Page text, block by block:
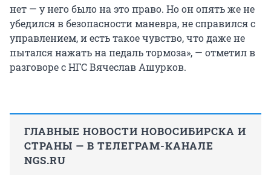
нет — у него было на это право. Но он опять же не
убедился в безопасности маневра, не справился с
управлением, и есть такое чувство, что даже не
пытался нажать на педаль тормоза», — отметил в
разговоре с НГС Вячеслав Ашурков.
ГЛАВНЫЕ НОВОСТИ НОВОСИБИРСКА И
СТРАНЫ — В ТЕЛЕГРАМ-КАНАЛЕ
NGS.RU